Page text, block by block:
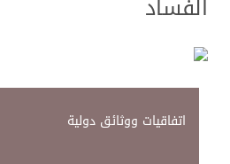
اتفاقيات ووثائق دولية